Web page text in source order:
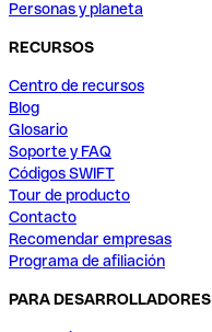
Personas y planeta
RECURSOS
Centro de recursos
Blog
Glosario
Soporte y FAQ
Códigos SWIFT
Tour de producto
Contacto
Recomendar empresas
Programa de afiliación
PARA DESARROLLADORES